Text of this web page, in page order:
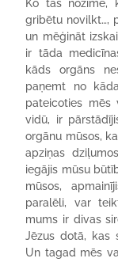
Ko tas nozīmē,
gribētu novilkt…,
un mēģināt
ir tāda
kāds orgāns
paņemt no
pateicoties mēs
vidū, ir
orgānu mūsos,
apziņas
iegājis mūsu
mūsos,
paralēli, var
mums ir divas
Jēzus dotā, kas
Un tagad mēs